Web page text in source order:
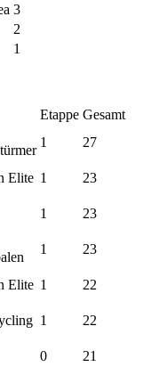
3
2
1
Etappe Gesamt
1
27
Elite 1
23
1
23
1
23
Elite 1
22
1
22
0
21